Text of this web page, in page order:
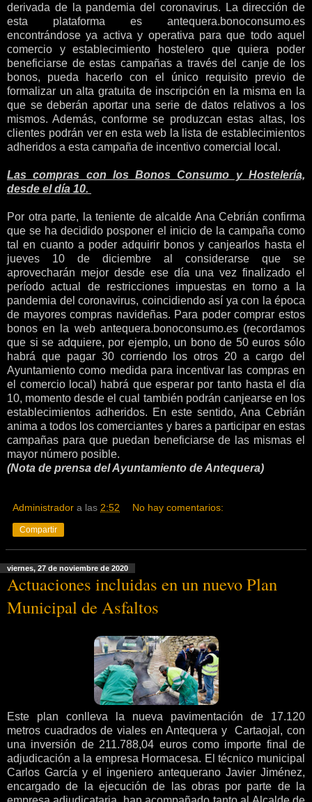
derivada de la pandemia del coronavirus. La dirección de
esta plataforma es antequera.bonoconsumo.es
encontrándose ya activa y operativa para que todo aquel
comercio y establecimiento hostelero que quiera poder
beneficiarse de estas campañas a través del canje de los
bonos, pueda hacerlo con el único requisito previo de
formalizar un alta gratuita de inscripción en la misma en la
que se deberán aportar una serie de datos relativos a los
mismos. Además, conforme se produzcan estas altas, los
clientes podrán ver en esta web la lista de establecimientos
adheridos a esta campaña de incentivo comercial local.
Las compras con los Bonos Consumo y Hostelería,
desde el día 10.
Por otra parte, la teniente de alcalde Ana Cebrián confirma
que se ha decidido posponer el inicio de la campaña como
tal en cuanto a poder adquirir bonos y canjearlos hasta el
jueves 10 de diciembre al considerarse que se
aprovecharán mejor desde ese día una vez finalizado el
período actual de restricciones impuestas en torno a la
pandemia del coronavirus, coincidiendo así ya con la época
de mayores compras navideñas. Para poder comprar estos
bonos en la web antequera.bonoconsumo.es (recordamos
que si se adquiere, por ejemplo, un bono de 50 euros sólo
habrá que pagar 30 corriendo los otros 20 a cargo del
Ayuntamiento como medida para incentivar las compras en
el comercio local) habrá que esperar por tanto hasta el día
10, momento desde el cual también podrán canjearse en los
establecimientos adheridos. En este sentido, Ana Cebrián
anima a todos los comerciantes y bares a participar en estas
campañas para que puedan beneficiarse de las mismas el
mayor número posible.
(Nota de prensa del Ayuntamiento de Antequera)
Administrador a las 2:52 No hay comentarios:
Compartir
viernes, 27 de noviembre de 2020
Actuaciones incluidas en un nuevo Plan
Municipal de Asfaltos
Este plan conlleva la nueva pavimentación de 17.120
metros cuadrados de viales en Antequera y Cartaojal, con
una inversión de 211.788,04 euros como importe final de
adjudicación a la empresa Hormacesa. El técnico municipal
Carlos García y el ingeniero antequerano Javier Jiménez,
encargado de la ejecución de las obras por parte de la